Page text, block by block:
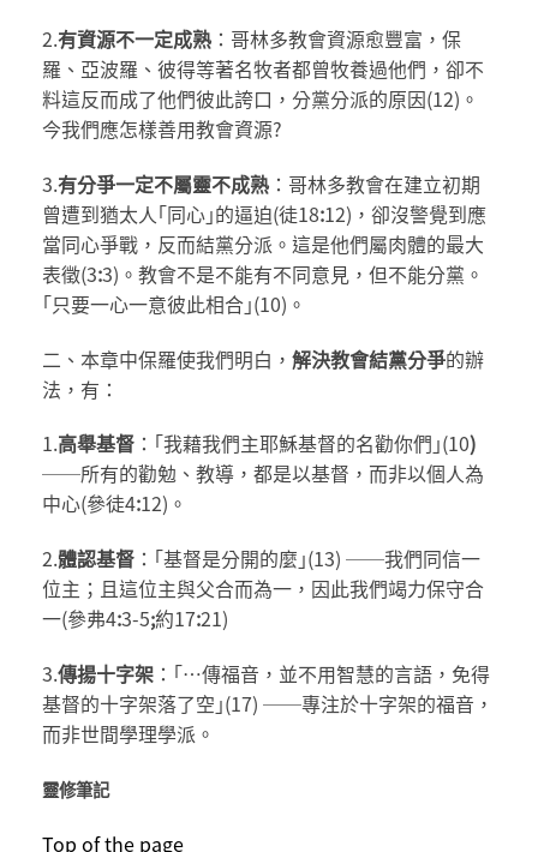
2.有資源不一定成熟 ：哥林多教會資源愈豐富，保
羅、亞波羅、彼得等著名牧者都曾牧養過他們，卻不
料這反而成了他們彼此誇口，分黨分派的原因(12)。
今我們應怎樣善用教會資源?
3.有分爭一定不屬靈不成熟 ：哥林多教會在建立初期
曾遭到猶太人｢同心｣的逼迫(徒18:12)，卻沒警覺到應
當同心爭戰，反而結黨分派。這是他們屬肉體的最大
表徵(3:3)。教會不是不能有不同意見，但不能分黨。
｢只要一心一意彼此相合｣(10)。
二、本章中保羅使我們明白， 解決教會結黨分爭的辦
法，有：
1.高舉基督 ：｢我藉我們主耶穌基督的名勸你們｣(10)
──所有的勸勉、教導，都是以基督，而非以個人為
中心(參徒4:12)。
2.體認基督 ：｢基督是分開的麼｣(13) ──我們同信一
位主；且這位主與父合而為一，因此我們竭力保守合
一(參弗4:3-5;約17:21)
3.傳揚十字架 ：｢…傳福音，並不用智慧的言語，免得
基督的十字架落了空｣(17) ──專注於十字架的福音，
而非世間學理學派。
靈修筆記
Top of the page